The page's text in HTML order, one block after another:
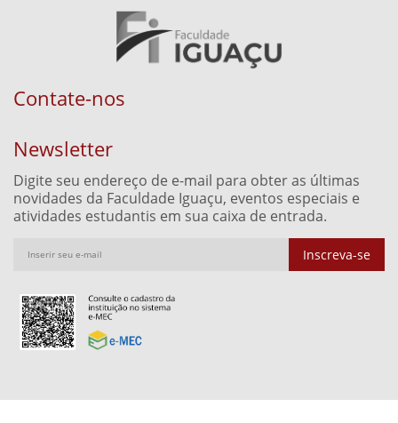
Contate-nos
Newsletter
Digite seu endereço de e-mail para obter as últimas
novidades da Faculdade Iguaçu, eventos especiais e
atividades estudantis em sua caixa de entrada.
Inscreva-se